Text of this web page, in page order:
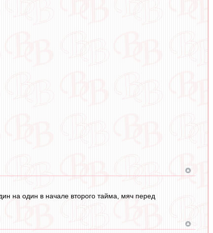
на один в начале второго тайма, мяч перед